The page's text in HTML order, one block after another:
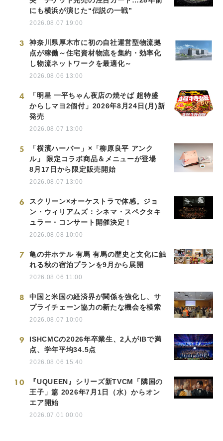
にも横浜が演じた“伝説の一戦”
2026.08.07 19:00
3
神奈川県厚木市に初の自社運営型物流拠
点が稼働～住宅資材物流を集約・効率化
し物流ネットワークを最適化～
2026.08.06 13:00
4
「明星 一平ちゃん夜店の焼そば 超特盛
からしマヨ2個付」2026年8月24日(月)新
発売
2026.08.07 13:00
5
「横濱ハーバー」×「柳原良平 アンク
ル」 限定コラボ商品＆メニューが登場
8月17日から限定販売開始
2026.08.07 13:00
6
スクリーン×オーケストラで体感。ジョ
ン・ウィリアムズ：シネマ・スペクタキ
ュラー・コンサート開催決定！
2026.08.08 10:00
7
亀の井ホテル 有馬 有馬の歴史と文化に触
れる秋の宿泊プランを9月から展開
2026.08.06 11:00
8
中国と米国の経済界が関係を強化し、サ
プライチェーン協力の新たな機会を模索
2026.08.07 10:00
9
ISHCMCの2026年卒業生、2人がIBで満
点、学年平均34.5点
2026.08.06 15:40
10
『UQUEEN』シリーズ新TVCM「隣国の
王子」篇 2026年7月1日（水）からオン
エア開始
2026.07.01 00:00